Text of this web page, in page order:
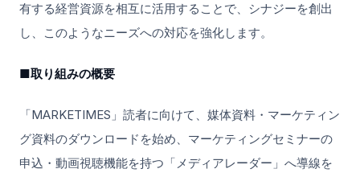
有する経営資源を相互に活用することで、シナジーを創出
し、このようなニーズへの対応を強化します。
■取り組みの概要
「MARKETIMES」読者に向けて、媒体資料・マーケティン
グ資料のダウンロードを始め、マーケティングセミナーの
申込・動画視聴機能を持つ「メディアレーダー」へ導線を